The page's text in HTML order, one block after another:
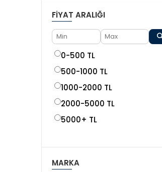
FIYAT ARALIĞI
0-500 TL
500-1000 TL
1000-2000 TL
2000-5000 TL
5000+ TL
MARKA